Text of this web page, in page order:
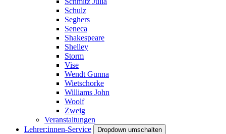
Schulz
Seghers
Seneca
Shakespeare
Shelley
Storm
Vise
Wendt Gunna
Wietschorke
Williams John
Woolf
Zweig
Veranstaltungen
Lehrer:innen-Service
Dropdown umschalten